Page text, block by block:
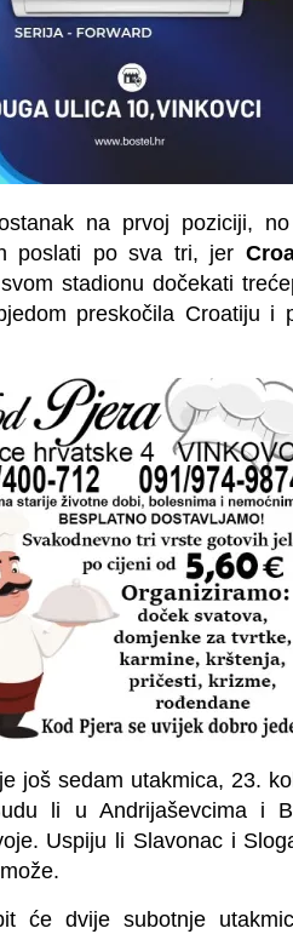
na prvoj poziciji,
poslati po sva tri, jer
stadionu dočekati
preskočila Croatiju i
još sedam utakmica, 23.
li u Andrijaševcima i
Uspiju li Slavonac i
će dvije subotnje